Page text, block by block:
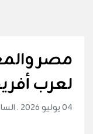
مصر
لعرب
04 يوليو 2026 . الساعة 19:13 بتوقيت مسقط